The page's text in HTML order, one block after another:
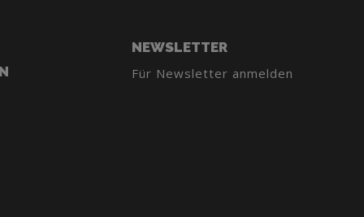
NEWSLETTER
Für Newsletter anmelden